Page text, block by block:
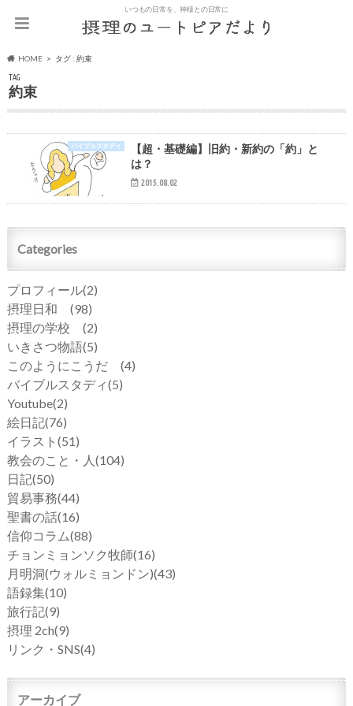
いつもの日常を、神様との日常に
HOME タグ : 約束
TAG
約束
バイブルスタディ
【超・基礎編】旧約・新約の「約」と
は？
2015.08.02
Categories
プロフィール(2)
摂理日和 (98)
摂理の学校 (2)
いきさつ物語(5)
このようにこうだ (4)
バイブルスタディ(5)
Youtube(2)
絵日記(76)
イラスト (51)
教会のこと・人 (104)
日記(50)
貿易事務(44)
聖書の話(16)
信仰コラム(88)
チョンミョンソク牧師(16)
月明洞(ウォルミョンドン)(43)
語録集(10)
旅行記(9)
摂理 2ch(9)
リンク・SNS(4)
アーカイブ